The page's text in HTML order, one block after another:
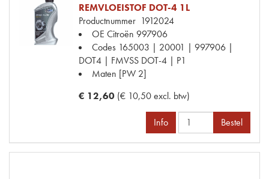
REMVLOEISTOF DOT-4 1L
Productnummer 1912024
OE Citroën 997906
Codes 165003 | 20001 | 997906 |
DOT4 | FMVSS DOT-4 | P1
Maten [PW 2]
€ 12,60 (€ 10,50 excl. btw)
Info Bestel